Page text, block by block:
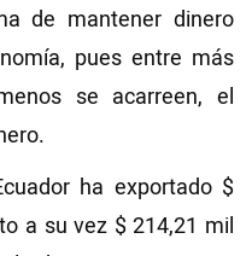
de mantener dinero
pues entre más
se acarreen, el
ha exportado $
a su vez $ 214,21 mil